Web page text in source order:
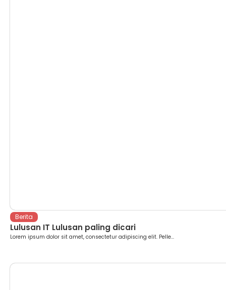
Berita
Lulusan IT Lulusan paling dicari
Lorem ipsum dolor sit amet, consectetur adipiscing elit. Pelle...